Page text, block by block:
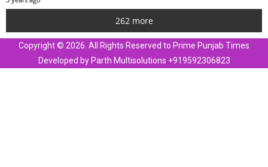
262 more
Copyright © 2026. All Rights Reserved to Prime Punjab Times
Developed by Parth Multisolutions +919592306823